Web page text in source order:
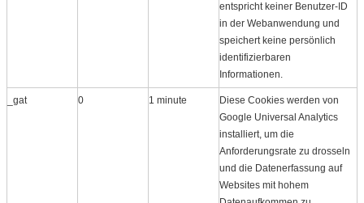
entspricht keiner Benutzer-ID
in der Webanwendung und
speichert keine persönlich
identifizierbaren
Informationen.
_gat 0 1 minute
Diese Cookies werden von
Google Universal Analytics
installiert, um die
Anforderungsrate zu drosseln
und die Datenerfassung auf
Websites mit hohem